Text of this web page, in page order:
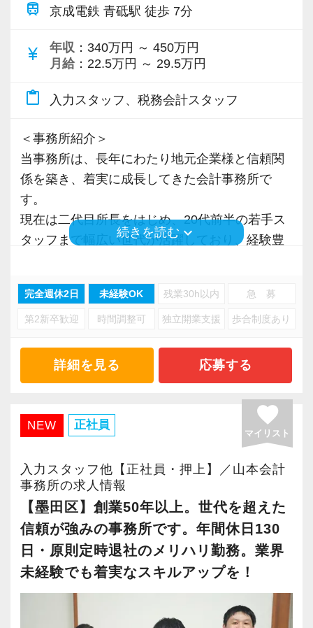
train 京成電鉄 青砥駅 徒歩 7分
currency_yen 年収 ：340万円 ～ 450万円
月給 ：22.5万円 ～ 29.5万円
content_paste 入力スタッフ、税務会計スタッフ
＜事務所紹介＞
当事務所は、長年にわたり地元企業様と信頼関
係を築き、着実に成長してきた会計事務所で
す。
現在は二代目所長をはじめ、20代前半の若手ス
タッフまで幅広い世代が活躍しており、経験豊
があります。
勤続年数の長いスタッフが多く、腰を据えて働
ける職場であることも当事務所の特徴です。
私たちが大切にしているのは、「やるべきこと
をきちんとやる」というシンプルな考え方で
効率よく働き、余計なストレスを抱えず、安心
して長く活躍できる環境づくりを目指していま
す。
一人ひとりの価値観やライフステージを尊重
し、会計人として成長したい方はもちろん、家
庭や子育てと両立しながら働きたい方も歓迎し
ています。
＜仕事内容＞
続きを読む keyboard_arrow_down
完全週休2日 未経験OK 残業30h以内 急 募
第2新卒歓迎 時間調整可 独立開業支援 歩合制度あり
詳細を見る 応募する
NEW 正社員 favorite
マイリスト
入力スタッフ他【正社員・押上】／山本会計
事務所の求人情報
【墨田区】創業50年以上。世代を超えた
信頼が強みの事務所です。年間休日130
日・原則定時退社のメリハリ勤務。業界
未経験でも着実なスキルアップを！